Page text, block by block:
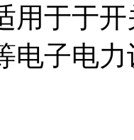
用于于
电子电力